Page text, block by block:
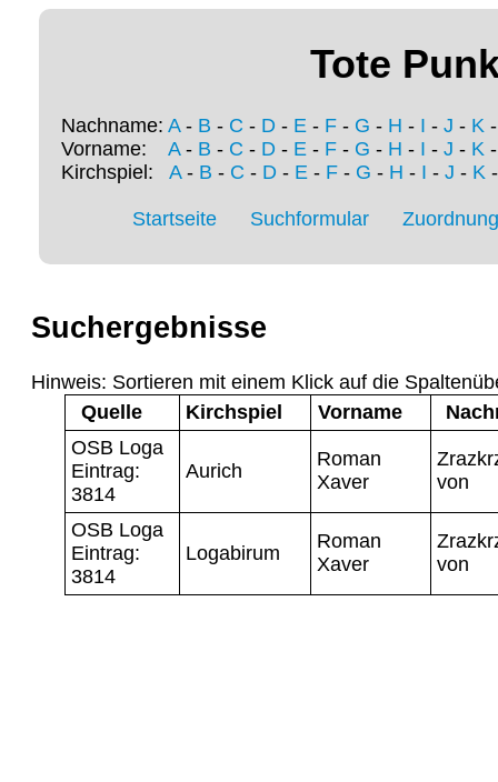
Tote
Nachname: A- B - C - D - E - F - G - H - I - J - K
Vorname: A- B - C - D - E - F - G - H - I - J - K
Kirchspiel: A- B - C - D- E- F- G - H - I - J - K
Startseite Suchformular
Suchergebnisse
Hinweis: Sortieren mit einem Klick auf die
Quelle
Kirchspiel Vorname
OSB Loga
Eintrag:
3814
Aurich
Roman
Xaver
von
OSB Loga
Eintrag:
3814
Logabirum
Roman
Xaver
von